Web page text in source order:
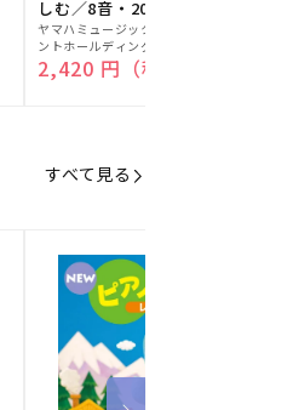
しむ／8音・20音ベル対応
／ドレミふりがな付）
販
売
元:
ヤマハミュージックエンタテインメ
ントホールディングス
通常価格
2,420 円（税込）
すべて見る